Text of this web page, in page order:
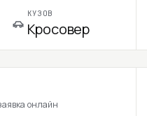
КУЗОВ
Кросовер
онлайн